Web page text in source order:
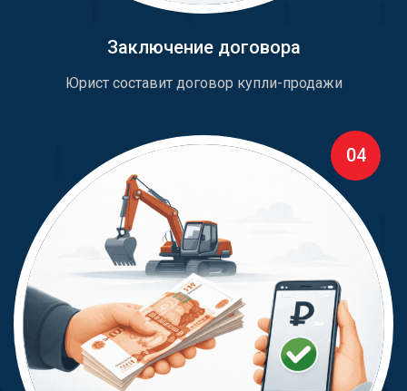
Заключение договора
Юрист составит договор купли-продажи
04